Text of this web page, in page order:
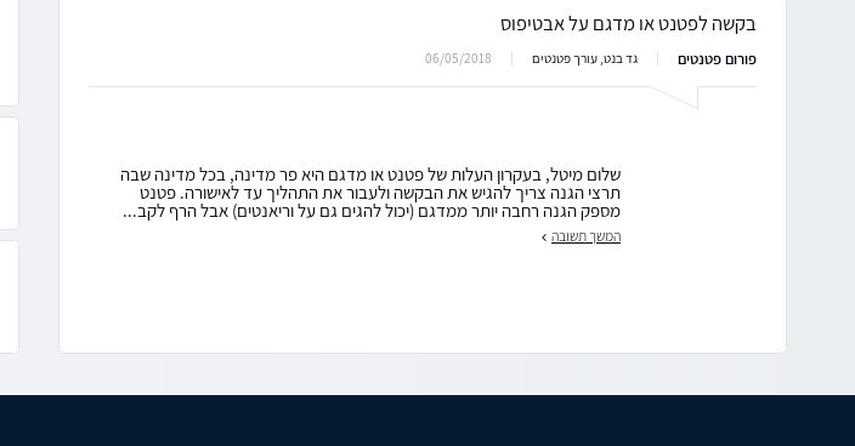
בקשה לפטנט או מדגם על אבטיפוס
פורום פטנטים גד בנט, עורך פטנטים 06/05/2018
שלום מיטל, בעקרון העלות של פטנט או מדגם היא פר מדינה, בכל מדינה שבה
תרצי הגנה צריך להגיש את הבקשה ולעבור את התהליך עד לאישורה. פטנט
מספק הגנה רחבה יותר ממדגם (יכול להגים גם על וריאנטים) אבל הרף לקב...
המשך תשובה